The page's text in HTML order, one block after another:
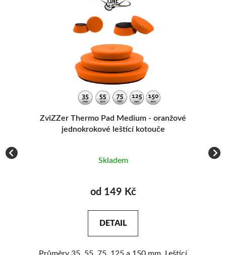
ZviZZer Thermo Pad Medium - oranžové
jednokrokové leštící kotouče
Skladem
od 149 Kč
DETAIL